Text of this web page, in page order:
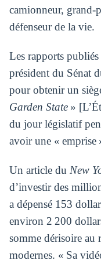
camionneur, grand-
défenseur de la vie.
Les rapports
président du Sénat
pour obtenir un
Garden State»
du jour législatif
avoir une « emprise
Un article du New
d’investir des
a dépensé 153
environ 2 200
somme dérisoire au
modernes. « Sa